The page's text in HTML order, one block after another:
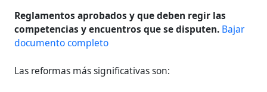
Reglamentos aprobados y que deben regir las
competencias y encuentros que se disputen. Bajar
documento completo
Las reformas más significativas son: